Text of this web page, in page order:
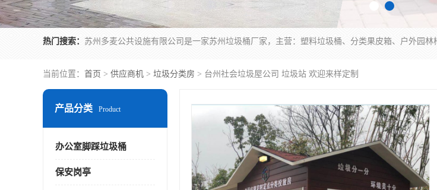
热门搜索：
当前位置： 首页 > 供应商机 > 垃圾分类房 > 台州社会垃圾屋公司 垃圾站 欢迎来样定制
产品分类 Product
办公室脚踩垃圾桶
保安岗亭